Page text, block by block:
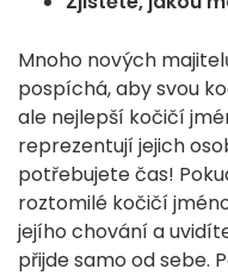
Mnoho nových
pospíchá, aby svou
ale nejlepší kočičí
reprezentují jejich
potřebujete čas!
roztomilé kočičí
jejího chování a
přijde samo od sebe.